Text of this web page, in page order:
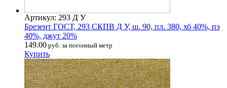
Артикул: 293 Д У
Брезент ГОСТ, 293 СКПВ Д У, ш. 90, пл. 380, хб 40%, пэ
40%, джут 20%
149.00 руб. за погонный метр
Купить